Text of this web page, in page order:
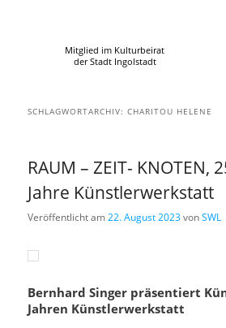
Mitglied im Kulturbeirat
der Stadt Ingolstadt
SCHLAGWORTARCHIV:CHARITOU HELENE
RAUM – ZEIT- KNOTEN,
Jahre Künstlerwerkstatt
Veröffentlicht am22. August 2023vonSWL
Bernhard Singer präsentiert
Jahren Künstlerwerkstatt